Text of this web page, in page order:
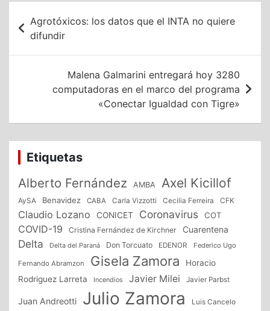
Navegación
de
entradas
Agrotóxicos: los datos que el INTA no quiere
difundir
Malena Galmarini entregará hoy 3280
computadoras en el marco del programa
«Conectar Igualdad con Tigre»
Etiquetas
Alberto Fernández AMBA Axel Kicillof
AySA Benavidez CABA Carla Vizzotti Cecilia Ferreira CFK
Claudio Lozano CONICET Coronavirus COT
COVID-19 Cristina Fernández de Kirchner Cuarentena
Delta Delta del Paraná Don Torcuato EDENOR Federico Ugo
Fernando Abramzon Gisela Zamora
Horacio
Rodriguez Larreta
Incendios Javier Milei Javier Parbst
Juan Andreotti Julio Zamora Luis Cancelo